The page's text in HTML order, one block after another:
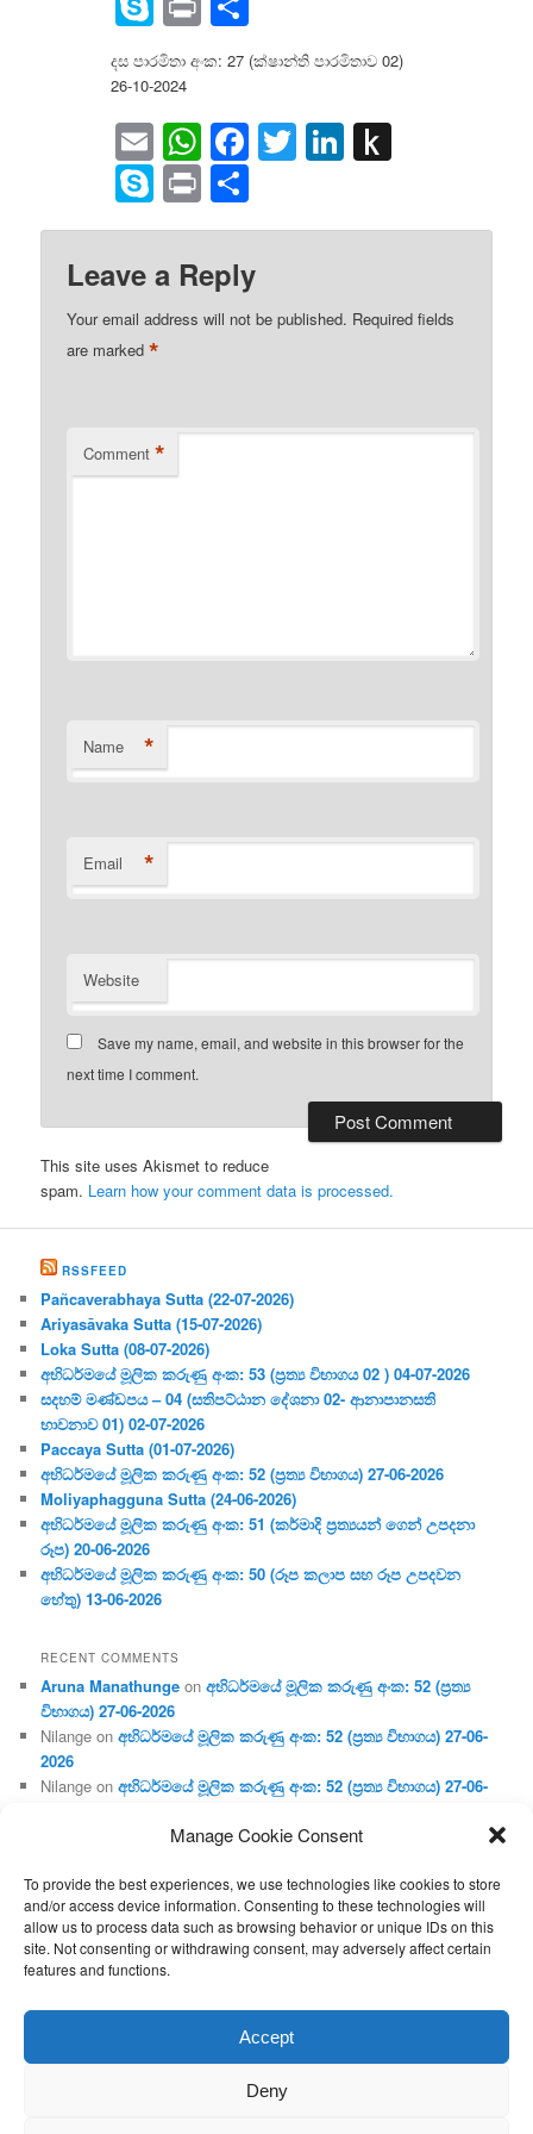
Manage Cookie Consent
To provide the best experiences, we use technologies like cookies to store
and/or access device information. Consenting to these technologies will
allow us to process data such as browsing behavior or unique IDs on this
site. Not consenting or withdrawing consent, may adversely affect certain
features and functions.
Accept
Deny
Kindle
දස පාරමිතා අංක: 27 (ක්ෂාන්ති පාරමිතාව 02)
26-10-2024
EmailWhatsApp
Facebook
TwitterLinkedIn
Kindle
Skype
Print
Leave a Reply
Your email address will not be published. Required fields
are marked*
Comment *
Name *
Email *
Website
Save my name, email, and website in this browser for the
next time I comment.
This site uses Akismet to reduce
spam. Learn how your comment data is processed.
RSSFEED
Pañcaverabhaya Sutta (22-07-2026)
Ariyasāvaka Sutta (15-07-2026)
Loka Sutta (08-07-2026)
අභිධර්මයේ මූලික කරුණු අංක: 53 (ප්‍ර‍ත්‍ය විභාගය 02 ) 04-07-2026
සදහම් මණ්ඩපය – 04 (සතිපට්ඨාන දේශනා 02- ආනාපානසති
භාවනාව 01) 02-07-2026
Paccaya Sutta (01-07-2026)
අභිධර්මයේ මූලික කරුණු අංක: 52 (ප්‍ර‍ත්‍ය විභාගය) 27-06-2026
Moliyaphagguna Sutta (24-06-2026)
අභිධර්මයේ මූලික කරුණු අංක: 51 (කර්මාදි ප්‍ර‍ත්‍යයන් ගෙන් උපදනා
රූප) 20-06-2026
අභිධර්මයේ මූලික කරුණු අංක: 50 (රූප කලාප සහ රූප උපදවන
හේතු) 13-06-2026
RECENT COMMENTS
Aruna Manathunge onඅභිධර්මයේ මූලික කරුණු අංක: 52 (ප්‍ර‍ත්‍ය
විභාගය) 27-06-2026
Nilange onඅභිධර්මයේ මූලික කරුණු අංක: 52 (ප්‍ර‍ත්‍ය විභාගය) 27-06-
2026
Nilange onඅභිධර්මයේ මූලික කරුණු අංක: 52 (ප්‍ර‍ත්‍ය විභාගය) 27-06-
Aruna Manathungeonඅභිධර්මයේ මූලික කරුණු අංක: 46 (හෘදය,
Gunaratneonඅභිධර්මයේ මූලික කරුණු අංක: 46 (හෘදය, ජීවිත,
ආහාර රූප) 02-05-2026
Proudly powered by WordPress